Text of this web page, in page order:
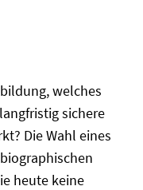
welches
sichere
Die Wahl eines
heute keine